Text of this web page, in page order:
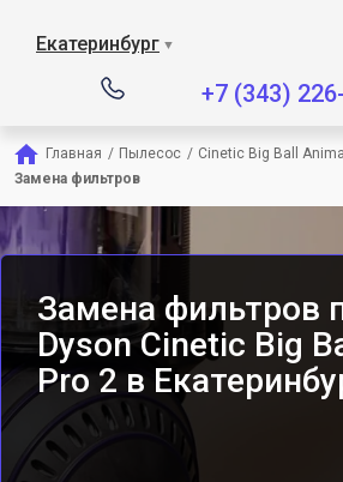
Екатеринбург ▼
+7 (343)
Главная / Пылесос / Cinetic Big Ball
Замена фильтров
Замена фильтров
Dyson Cinetic Big
Pro 2 в